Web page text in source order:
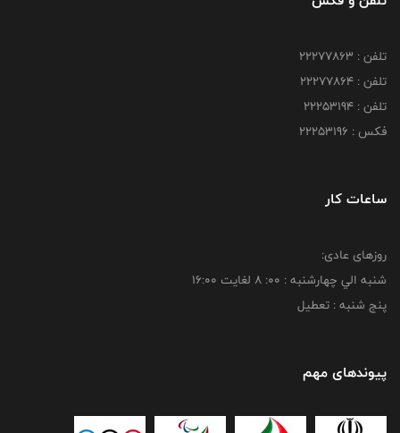
تلفن : 22277863
تلفن : 22277864
تلفن : 22253194
فکس : 22253196
ساعات کار
روزهای عادی:
شنبه الي چهارشنبه : 00: 8 لغايت 16:00
پنج شنبه : تعطیل
پیوندهای مهم